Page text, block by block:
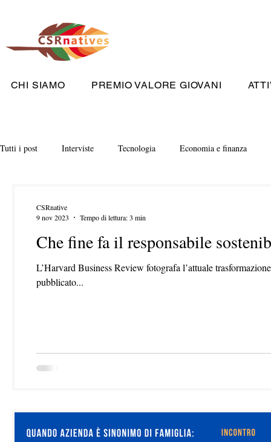
CHI SIAMO PREMIO VALORE GIOVANI
Tutti i post Interviste Tecnologia Economia e finanza
Che fine fa il responsabile
L’Harvard Business Review fotografa l’attuale
pubblicato...
CSRnative
9 nov 2023
Tempo di lettura: 3 min